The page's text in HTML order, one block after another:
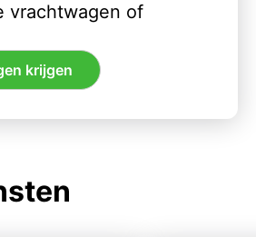
vrachtwagen of
krijgen